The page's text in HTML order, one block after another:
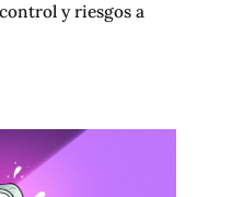
y riesgos a